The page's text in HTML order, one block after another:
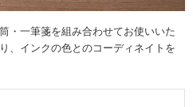
・一筆箋を組み合わせてお使いいた
、インクの色とのコーディネイトを